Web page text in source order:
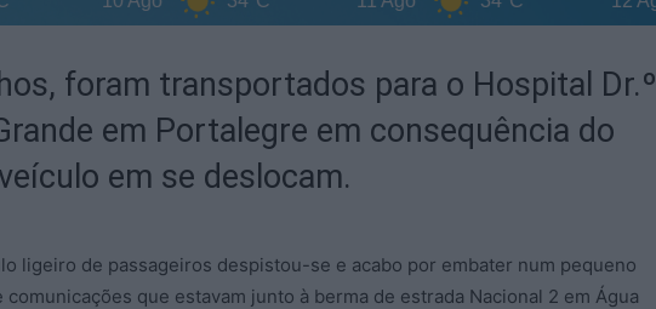
foram transportados para o Hospital Dr.º
em Portalegre em consequência do
em se deslocam.
ligeiro de passageiros despistou-se e acabo por embater num pequeno
que estavam junto à berma de estrada Nacional 2 em Água